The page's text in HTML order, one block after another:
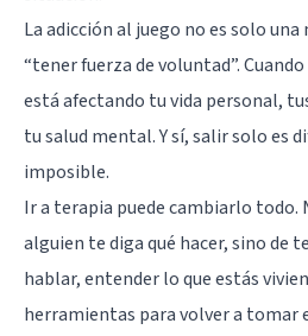
La adicción al juego no es solo
“tener fuerza de voluntad”.
está afectando tu vida personal,
tu salud mental. Y sí, salir solo es
imposible.
Ir a terapia puede cambiarlo todo.
alguien te diga qué hacer, sino de
hablar, entender lo que estás
herramientas para volver a tomar